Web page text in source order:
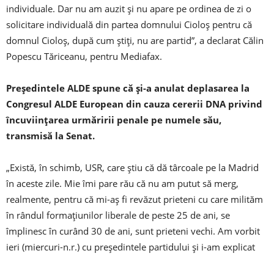
individuale. Dar nu am auzit şi nu apare pe ordinea de zi o
solicitare individuală din partea domnului Cioloş pentru că
domnul Cioloş, după cum ştiţi, nu are partid”, a declarat Călin
Popescu Tăriceanu, pentru Mediafax.
Preşedintele ALDE spune că şi-a anulat deplasarea la
Congresul ALDE European din cauza cererii DNA privind
încuviinţarea urmăririi penale pe numele său,
transmisă la Senat.
„Există, în schimb, USR, care ştiu că dă târcoale pe la Madrid
în aceste zile. Mie îmi pare rău că nu am putut să merg,
realmente, pentru că mi-aş fi revăzut prieteni cu care milităm
în rândul formaţiunilor liberale de peste 25 de ani, se
împlinesc în curând 30 de ani, sunt prieteni vechi. Am vorbit
ieri (miercuri-n.r.) cu preşedintele partidului şi i-am explicat